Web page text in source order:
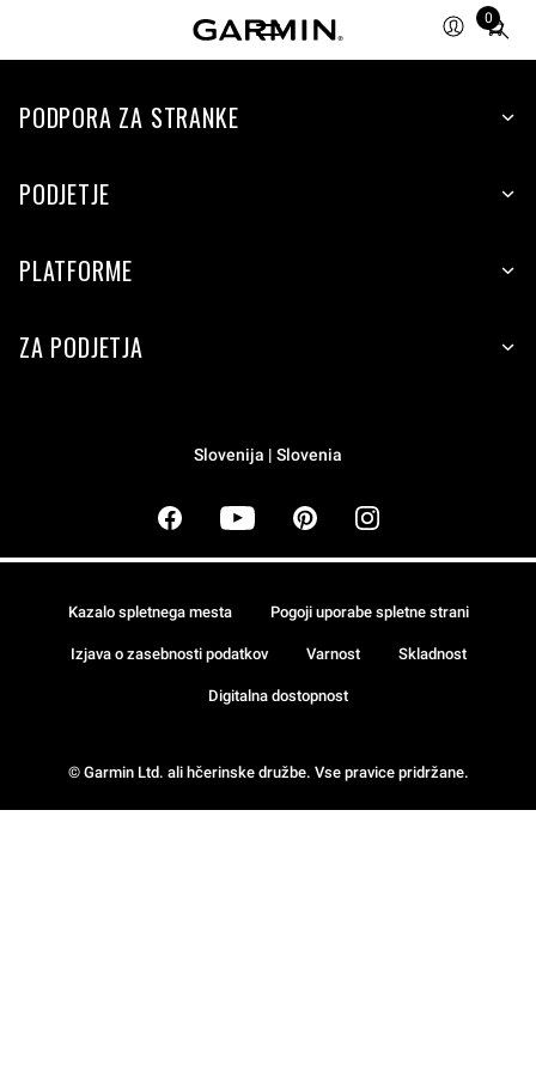
0
Total
PODPORA ZA STRANKE
PODJETJE
PLATFORME
ZA PODJETJA
Slovenija | Slovenia
© Garmin Ltd. ali hčerinske družbe. Vse pravice pridržane.
Kazalo spletnega mesta Pogoji uporabe spletne strani
Izjava o zasebnosti podatkov Varnost Skladnost
Digitalna dostopnost